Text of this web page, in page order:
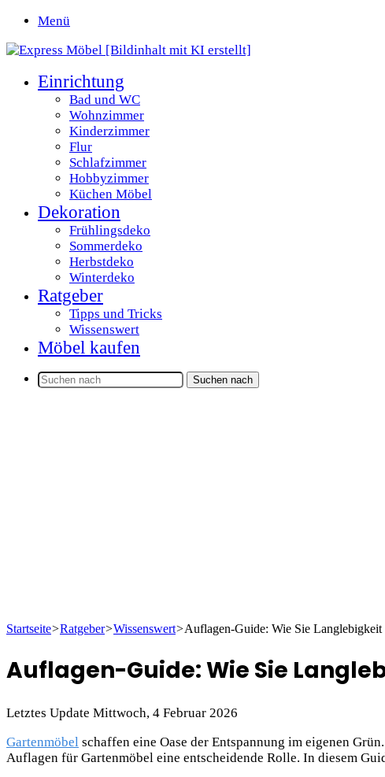
Menü
Einrichtung
Bad und WC
Wohnzimmer
Kinderzimmer
Flur
Schlafzimmer
Hobbyzimmer
Küchen Möbel
Dekoration
Frühlingsdeko
Sommerdeko
Herbstdeko
Winterdeko
Ratgeber
Tipps und Tricks
Wissenswert
Möbel kaufen
Suchen nach
Startseite>Ratgeber>Wissenswert>Auflagen-Guide: Wie Sie Langlebigkeit
Auflagen-Guide: Wie Sie
Letztes Update Mittwoch, 4 Februar 2026
Gartenmöbel schaffen eine Oase der Entspannung im eigenen
Auflagen für Gartenmöbel eine entscheidende Rolle. In diesem